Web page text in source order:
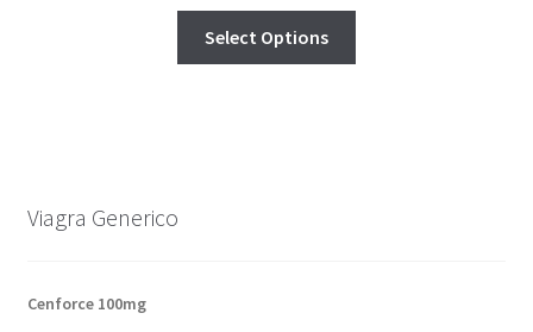
Select Options
Viagra Generico
Cenforce 100mg